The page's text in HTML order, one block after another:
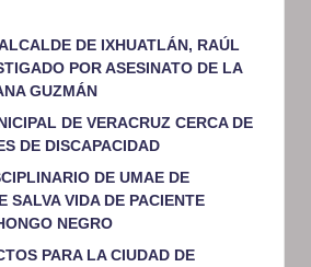
DE IXHUATLÁN, RAÚL
POR ASESINATO DE LA
GUZMÁN
DE VERACRUZ CERCA DE
DE DISCAPACIDAD
DE UMAE DE
SALVA VIDA DE PACIENTE
NEGRO
PARA LA CIUDAD DE